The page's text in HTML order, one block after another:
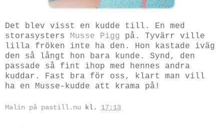
Det blev visst en kudde till. En med
storasysters
Musse Pigg
på. Tyvärr ville
lilla fröken inte ha den. Hon kastade iväg
den så långt hon bara kunde. Synd, den
passade så fint ihop med hennes andra
kuddar. Fast bra för oss, klart man vill
ha en Musse-kudde att krama på!
Malin på pastill.nu kl. 17:13